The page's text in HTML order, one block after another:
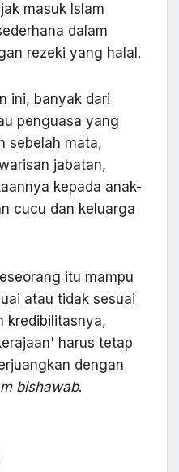
masuk Islam
dalam
rezeki yang halal.
ini, banyak dari
penguasa yang
sebelah mata,
jabatan,
kepada anak-
cucu dan keluarga
itu mampu
atau tidak sesuai
kredibilitasnya,
harus tetap
dengan
bishawab.